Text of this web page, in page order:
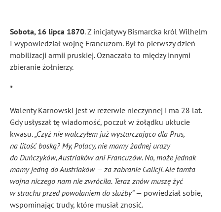
Sobota, 16 lipca 1870. Z inicjatywy Bismarcka król Wilhelm
I wypowiedział wojnę Francuzom. Był to pierwszy dzień
mobilizacji armii pruskiej. Oznaczało to między innymi
zbieranie żołnierzy.
*
Walenty Karnowski jest w rezerwie nieczynnej i ma 28 lat.
Gdy usłyszał tę wiadomość, poczuł w żołądku ukłucie
kwasu.„Czyż nie walczyłem już wystarczająco dla Prus,
na litość boską? My, Polacy, nie mamy żadnej urazy
do Duńczyków, Austriaków ani Francuzów. No, może jednak
mamy jedną do Austriaków — za zabranie Galicji. Ale tamta
wojna niczego nam nie zwróciła. Teraz znów muszę żyć
w strachu przed powołaniem do służby”— powiedział sobie,
wspominając trudy, które musiał znosić.